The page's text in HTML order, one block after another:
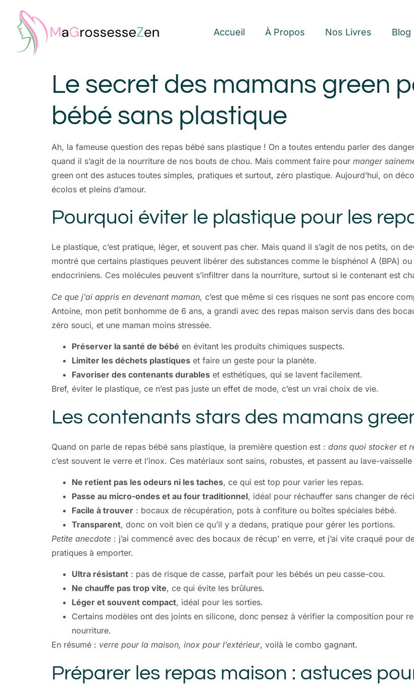
Accueil À Propos Nos Livres Blog
Le secret des mamans green
bébé sans plastique
Ah, la fameuse question des repas bébé sans plastique ! On a toutes entendu parler des
quand il s’agit de la nourriture de nos bouts de chou. Mais comment faire pour manger
green ont des astuces toutes simples, pratiques et surtout, zéro plastique. Aujourd’hui, on
écolos et pleins d’amour.
Pourquoi éviter le plastique pour les
Le plastique, c’est pratique, léger, et souvent pas cher. Mais quand il s’agit de nos petits, on
montré que certains plastiques peuvent libérer des substances comme le bisphénol A (BPA)
endocriniens. Ces molécules peuvent s’infiltrer dans la nourriture, surtout si le contenant est
Ce que j’ai appris en devenant maman, c’est que même si ces risques ne sont pas encore
Antoine, mon petit bonhomme de 6 ans, a grandi avec des repas maison servis dans des
zéro souci, et une maman moins stressée.
Préserver la santé de bébé en évitant les produits chimiques suspects.
Limiter les déchets plastiques et faire un geste pour la planète.
Favoriser des contenants durables et esthétiques, qui se lavent facilement.
Bref, éviter le plastique, ce n’est pas juste un effet de mode, c’est un vrai choix de vie.
Les contenants stars des mamans
Quand on parle de repas bébé sans plastique, la première question est : dans quoi stocker et
c’est souvent le verre et l’inox. Ces matériaux sont sains, robustes, et passent au lave-
Ne retient pas les odeurs ni les taches, ce qui est top pour varier les repas.
Passe au micro-ondes et au four traditionnel, idéal pour réchauffer sans changer de
Facile à trouver : bocaux de récupération, pots à confiture ou boîtes spéciales bébé.
Transparent, donc on voit bien ce qu’il y a dedans, pratique pour gérer les portions.
Petite anecdote : j’ai commencé avec des bocaux de récup’ en verre, et j’ai vite craqué pour
pratiques à emporter.
Ultra résistant : pas de risque de casse, parfait pour les bébés un peu casse-cou.
Ne chauffe pas trop vite, ce qui évite les brûlures.
Léger et souvent compact, idéal pour les sorties.
Certains modèles ont des joints en silicone, donc pensez à vérifier la composition pour
nourriture.
En résumé : verre pour la maison, inox pour l’extérieur, voilà le combo gagnant.
Préparer les repas maison : astuces